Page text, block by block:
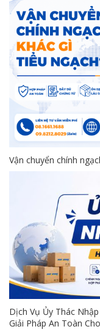
Vận chuyển chính
Dịch Vụ Ủy Thác
Giải Pháp An Toàn